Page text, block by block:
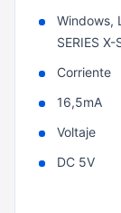
Windows,
SERIES X-
Corriente
16,5mA
Voltaje
DC 5V